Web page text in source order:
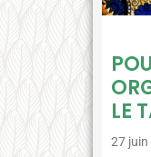
LE
27 juin